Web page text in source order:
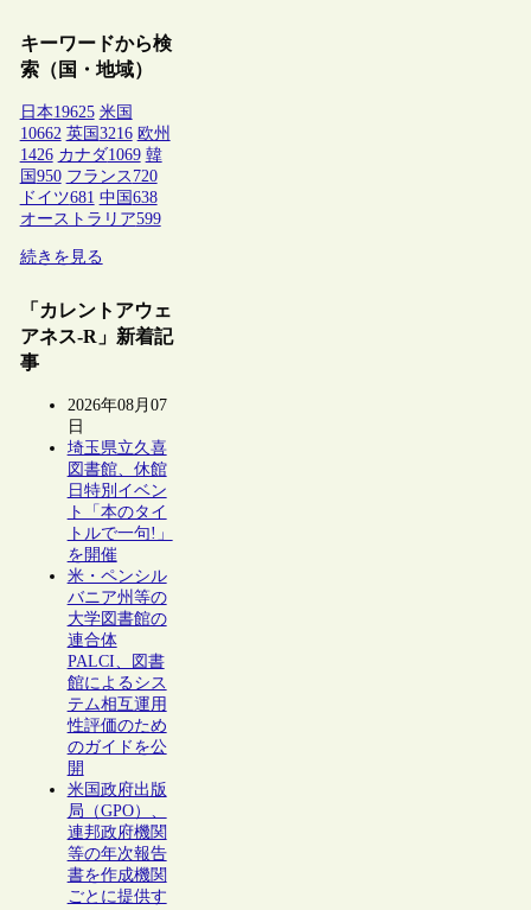
キーワードから検
索（国・地域）
日本19625 米国
10662 英国 3216 欧州
1426 カナダ1069 韓
国 950 フランス 720
ドイツ681 中国 638
オーストラリア599
続きを見る
「カレントアウェ
アネス-R」新着記
事
2026年08月07
日
埼玉県立久喜
図書館、休館
日特別イベン
ト「本のタイ
トルで一句!」
を開催
米・ペンシル
バニア州等の
大学図書館の
連合体
PALCI、図書
館によるシス
テム相互運用
性評価のため
のガイドを公
開
米国政府出版
局（GPO）、
連邦政府機関
等の年次報告
書を作成機関
ごとに提供す